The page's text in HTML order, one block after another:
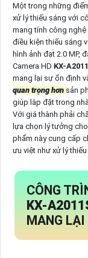
Một trong những
xử lý thiếu sáng với
mang tính công
điều kiện thiếu sáng
hình ảnh đạt 2.0 MP,
Camera HD KX-
mang lại sự ổn định
quan trọng hơn sản
giúp lắp đặt trong
Với giá thành phải
lựa chọn lý tưởng
phẩm này cung cấp
ưu việt như xử lý
CÔNG
KX-
MANG LẠI